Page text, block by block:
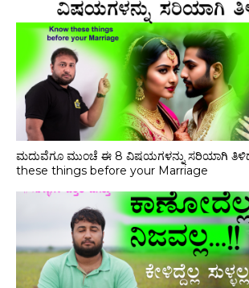
ಮದುವೆಗೂ ಮುಂಚೆ ಈ 8 ವಿಷಯಗಳನ್ನು ಸರಿಯಾಗಿ
these things before your Marriage